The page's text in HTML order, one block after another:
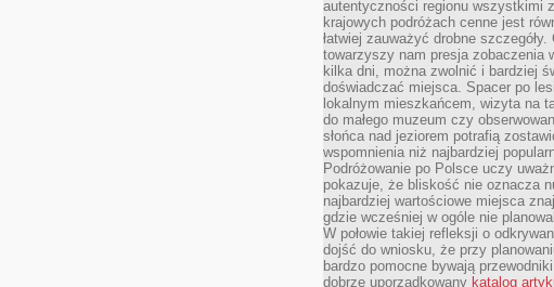
autentyczności regionu wszystkimi
krajowych podróżach cenne jest
łatwiej zauważyć drobne szczegóły.
towarzyszy nam presja zobaczenia
kilka dni, można zwolnić i bardziej
doświadczać miejsca. Spacer po
lokalnym mieszkańcem, wizyta na
do małego muzeum czy
słońca nad jeziorem potrafią
wspomnienia niż najbardziej
Podróżowanie po Polsce uczy
pokazuje, że bliskość nie oznacza
najbardziej wartościowe miejsca
gdzie wcześniej w ogóle nie
W połowie takiej refleksji o
dojść do wniosku, że przy
bardzo pomocne bywają
dobrze uporządkowany katalog